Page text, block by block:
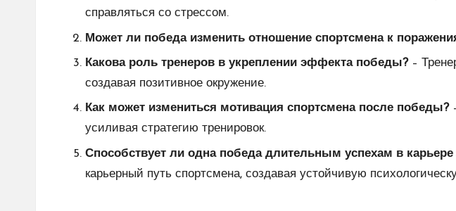
справляться со стрессом.
Может ли победа изменить отношение спортсмена к
Какова роль тренеров в укреплении эффекта победы?–
создавая позитивное окружение.
Как может измениться мотивация спортсмена после победы?
усиливая стратегию тренировок.
Способствует ли одна победа длительным успехам в карьере
карьерный путь спортсмена, создавая устойчивую